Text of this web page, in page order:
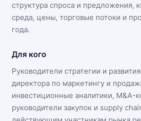
структура спроса и предложения,
среда, цены, торговые потоки и
года.
Для кого
Руководители стратегии и
директора по маркетингу и
инвестиционные аналитики, M&A-
руководители закупок и supply